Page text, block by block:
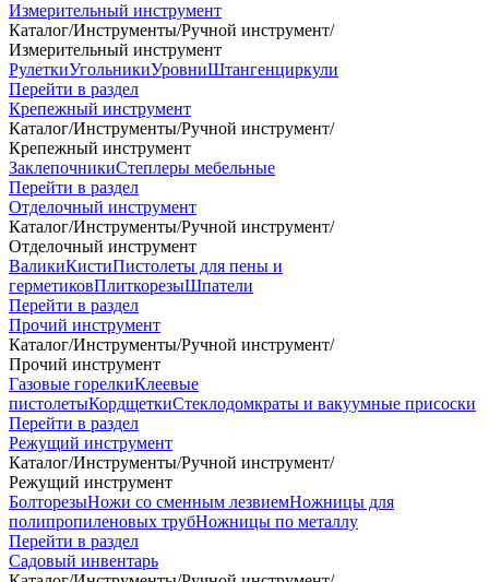
Измерительный инструмент
Каталог/Инструменты/Ручной инструмент/
Измерительный инструмент
РулеткиУгольникиУровниШтангенциркули
Перейти в раздел
Крепежный инструмент
Каталог/Инструменты/Ручной инструмент/
Крепежный инструмент
ЗаклепочникиСтеплеры мебельные
Перейти в раздел
Отделочный инструмент
Каталог/Инструменты/Ручной инструмент/
Отделочный инструмент
ВаликиКистиПистолеты для пены и
герметиковПлиткорезыШпатели
Перейти в раздел
Прочий инструмент
Каталог/Инструменты/Ручной инструмент/
Прочий инструмент
Газовые горелкиКлеевые
пистолетыКордщеткиСтеклодомкраты и вакуумные присоски
Перейти в раздел
Режущий инструмент
Каталог/Инструменты/Ручной инструмент/
Режущий инструмент
БолторезыНожи со сменным лезвиемНожницы для
полипропиленовых трубНожницы по металлу
Перейти в раздел
Садовый инвентарь